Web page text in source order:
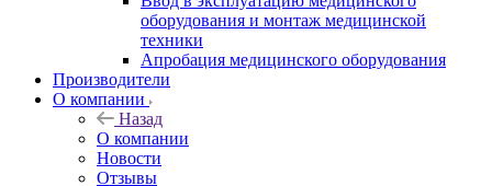
оборудования и монтаж медицинской
техники
Апробация медицинского оборудования
Производители
О компании
Назад
О компании
Новости
Отзывы